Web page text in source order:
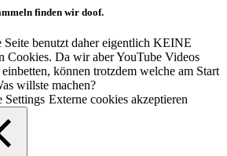
finden wir doof.
Seite benutzt daher eigentlich KEINE
Cookies. Da wir aber YouTube Videos
können trotzdem welche am Start
willste machen?
Settings Externe cookies akzeptieren